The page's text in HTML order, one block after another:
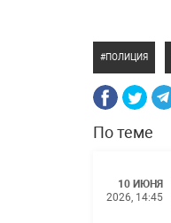
ПОЛИЦИЯ
По теме
10 ИЮНЯ
2026, 14:45